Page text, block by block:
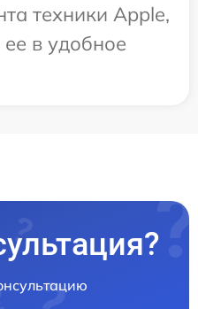
техники Apple,
ее в удобное